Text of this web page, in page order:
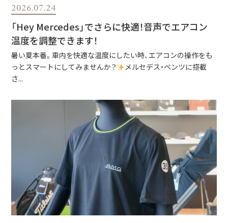
2026.07.24
「Hey Mercedes」でさらに快適！音声でエアコン
温度を調整できます！
暑い夏本番。車内を快適な温度にしたい時、エアコンの操作をも
っとスマートにしてみませんか？
メルセデス・ベンツに搭載
さ...